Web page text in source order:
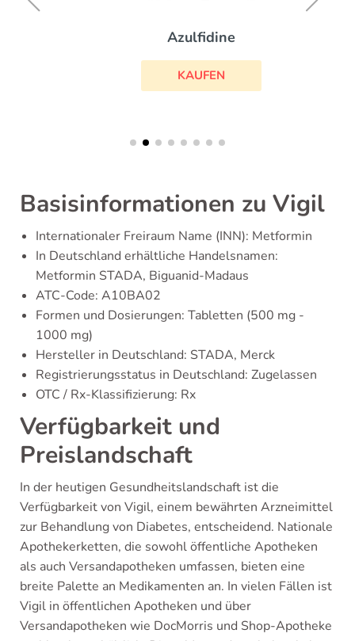
Azulfidine
KAUFEN
Basisinformationen zu Vigil
Internationaler Freiraum Name (INN): Metformin
In Deutschland erhältliche Handelsnamen:
Metformin STADA, Biguanid-Madaus
ATC-Code: A10BA02
Formen und Dosierungen: Tabletten (500 mg -
1000 mg)
Hersteller in Deutschland: STADA, Merck
Registrierungsstatus in Deutschland: Zugelassen
OTC / Rx-Klassifizierung: Rx
Verfügbarkeit und
Preislandschaft
In der heutigen Gesundheitslandschaft ist die
Verfügbarkeit von Vigil, einem bewährten Arzneimittel
zur Behandlung von Diabetes, entscheidend. Nationale
Apothekerketten, die sowohl öffentliche Apotheken
als auch Versandapotheken umfassen, bieten eine
breite Palette an Medikamenten an. In vielen Fällen ist
Vigil in öffentlichen Apotheken und über
Versandapotheken wie DocMorris und Shop-Apotheke